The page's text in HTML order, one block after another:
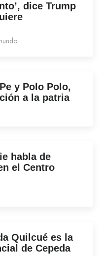
dice Trump
y Polo Polo,
a la patria
habla de
el Centro
Quilcué es la
de Cepeda